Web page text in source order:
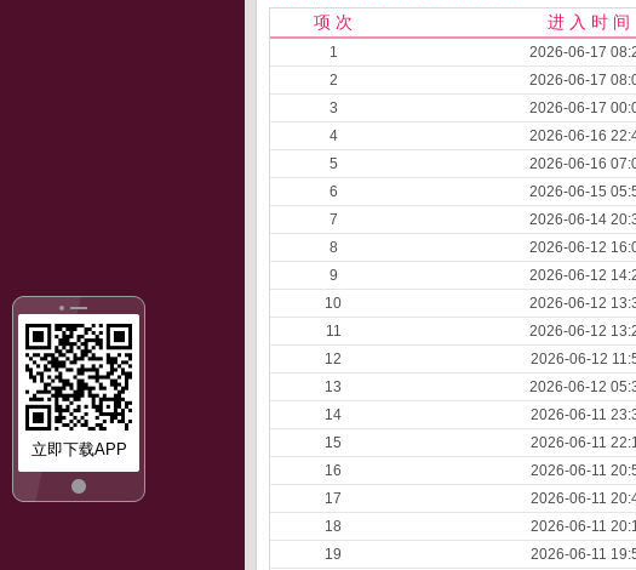
立即下载APP
项 次 进 入 时 间
1 2026-06-17
2
2026-06-17
3
2026-06-17
4
2026-06-16
5
2026-06-16
6
2026-06-15
7
2026-06-14
8
2026-06-12
9
2026-06-12
10
2026-06-12
11
2026-06-12
12
2026-06-12
13
2026-06-12
14
2026-06-11
15
2026-06-11
16
2026-06-11
17
2026-06-11
18
2026-06-11
19
2026-06-11